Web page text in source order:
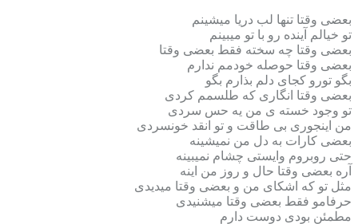
بعضی وقتا تنها لب دریا میشینم
تو خیالم آینده رو با تو میبینم
بعضی وقتا چه سخته فقط بعضی وقتا
بعضی وقتا حوصله خودمم ندارم
بگو تورو کجای دلم بذارم بگو
بعضی وقتا انگاری که طلسمم کردی
تو وجود خسته ی من یه حس سردی
من اینجوری بی طاقت و تو انقد خونسردی
بعضی کارات به دل من نمیشینه
حتی روبروم وایستی چشام نمیبینه
آره بعضی وقتا حال و روز من اینه
مثل تو که اشکای من و بعضی وقتا میدیدی
حرفامو فقط بعضی وقتا میشنیدی
مطمئن بودی دوست دارم